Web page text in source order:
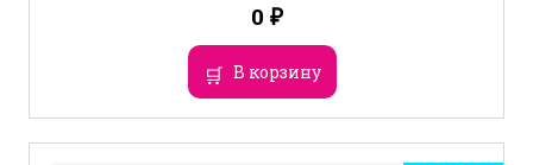
0 ₽
В корзину